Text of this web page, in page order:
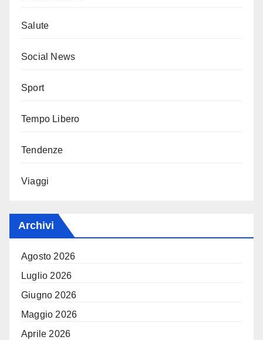
Salute
Social News
Sport
Tempo Libero
Tendenze
Viaggi
Archivi
Agosto 2026
Luglio 2026
Giugno 2026
Maggio 2026
Aprile 2026